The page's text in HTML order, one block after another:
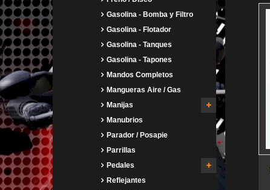
Gasolina - Bomba y Filtro
Gasolina - Flotador
Gasolina - Tanques
Gasolina - Tapones
Mandos Completos
Mangueras Aire / Gas
Manijas
Manubrios
Parador / Posapie
Parrillas
Pedales
Reflejantes